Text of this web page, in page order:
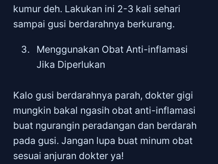
kumur deh. Lakukan ini 2-3 kali sehari
sampai gusi berdarahnya berkurang.
Menggunakan Obat Anti-inflamasi
Jika Diperlukan
Kalo gusi berdarahnya parah, dokter gigi
mungkin bakal ngasih obat anti-inflamasi
buat ngurangin peradangan dan berdarah
pada gusi. Jangan lupa buat minum obat
sesuai anjuran dokter ya!